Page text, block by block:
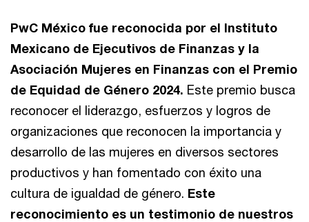
PwC México fue reconocida por el Instituto
Mexicano de Ejecutivos de Finanzas y la
Asociación Mujeres en Finanzas con el Premio
de Equidad de Género 2024. Este premio busca
reconocer el liderazgo, esfuerzos y logros de
organizaciones que reconocen la importancia y
desarrollo de las mujeres en diversos sectores
productivos y han fomentado con éxito una
cultura de igualdad de género. Este
reconocimiento es un testimonio de nuestros